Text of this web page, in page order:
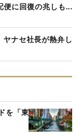
便に回復の兆しも...
ヤナセ社長が熱弁し
を「東